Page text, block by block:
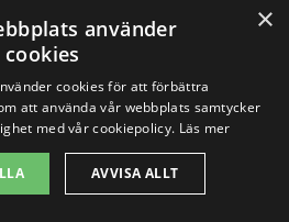
×
använder
cookies
cookies för att förbättra
att använda vår webbplats samtycker
med vår cookiepolicy. Läs mer
AVVISA ALLT